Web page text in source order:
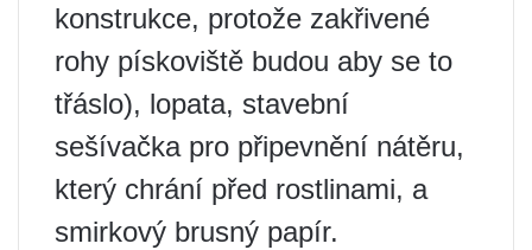
konstrukce, protože zakřivené
rohy pískoviště budou aby se to
třáslo), lopata, stavební
sešívačka pro připevnění nátěru,
který chrání před rostlinami, a
smirkový brusný papír.